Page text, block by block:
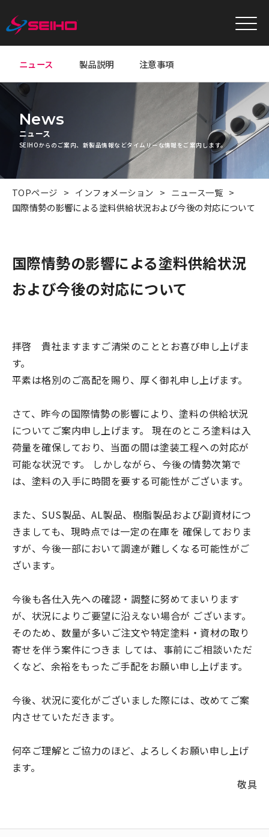
ニュース 製品説明 注意事項
News
ニュース
SEIHOからのご案内、新製品情報などタイムリーな情報をご案内します。
TOPページ インフォメーション
ニュース一覧
国際情勢の影響による塗料供給状況および今後の対応について
国際情勢の影響による塗料供給状況
および今後の対応について
拝啓 貴社ますますご清栄のこととお喜び申し上げま
す。
平素は格別のご高配を賜り、厚く御礼申し上げます。
さて、昨今の国際情勢の影響により、塗料の供給状況
についてご案内申し上げます。 現在のところ塗料は入
荷量を確保しており、当面の間は塗装工程への対応が
可能な状況です。 しかしながら、今後の情勢次第で
は、塗料の入手に時間を要する可能性がございます。
また、SUS製品、AL製品、樹脂製品および副資材につ
きましても、現時点では一定の在庫を 確保しておりま
すが、今後一部において調達が難しくなる可能性がご
ざいます。
今後も各仕入先への確認・調整に努めてまいります
が、状況によりご要望に沿えない場合が ございます。
そのため、数量が多いご注文や特定塗料・資材の取り
寄せを伴う案件につきま しては、事前にご相談いただ
くなど、余裕をもったご手配をお願い申し上げます。
今後、状況に変化がございました際には、改めてご案
内させていただきます。
何卒ご理解とご協力のほど、よろしくお願い申し上げ
ます。
敬具